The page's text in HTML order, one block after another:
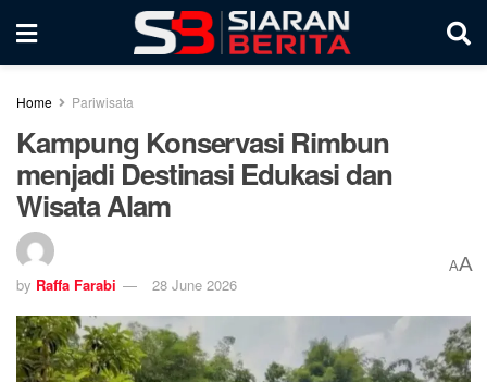
Home Pariwisata
Kampung Konservasi Rimbun
menjadi Destinasi Edukasi dan
Wisata Alam
by Raffa Farabi 28 June 2026
AA